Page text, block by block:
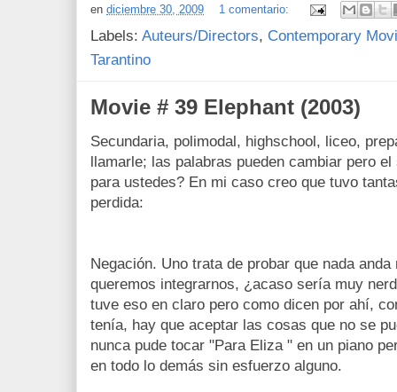
en diciembre 30, 2009 1 comentario:
Labels: Auteurs/Directors, Contemporary
Tarantino
Movie # 39 Elephant (2003)
Secundaria, polimodal, highschool, liceo,
llamarle; las palabras pueden cambiar pero
para ustedes? En mi caso creo que tuvo
perdida:
Negación. Uno trata de probar que nada
queremos integrarnos, ¿acaso sería muy
tuve eso en claro pero como dicen por ahí,
tenía, hay que aceptar las cosas que no se
nunca pude tocar "Para Eliza " en un piano
en todo lo demás sin esfuerzo alguno.